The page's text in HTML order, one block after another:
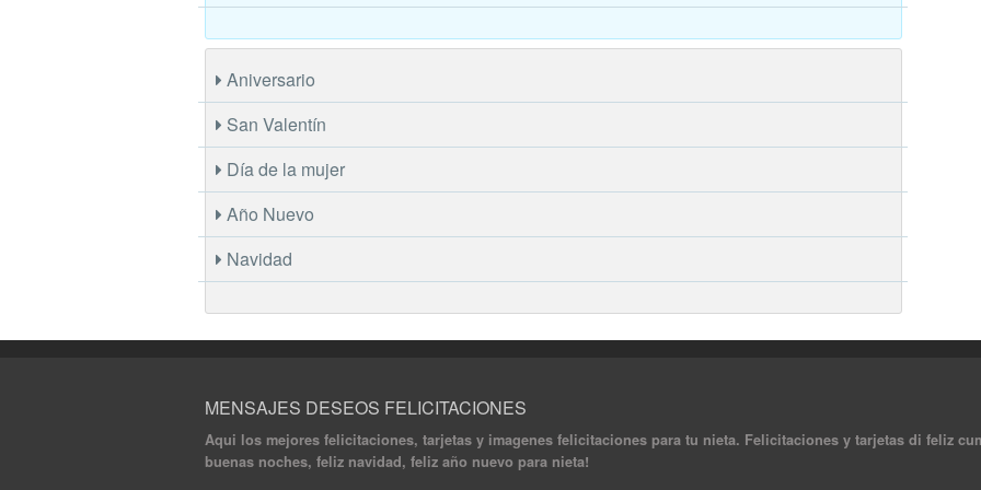
Aniversario
San Valentín
Día de la mujer
Año Nuevo
Navidad
MENSAJES DESEOS FELICITACIONES
Aqui los mejores felicitaciones, tarjetas y imagenes felicitaciones para tu nieta. Felicitaciones y tarjetas di feliz
buenas noches, feliz navidad, feliz año nuevo para nieta!